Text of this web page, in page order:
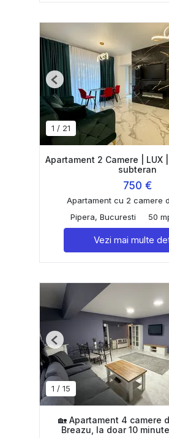
1 / 21
Previous
Apartament 2 Camere | LUX
subteran
750 €
Apartament cu 2 camere
Pipera, Bucuresti
50
Vezi mai multe
1 / 15
Previous
🏡 Apartament 4 camere
Breazu, la doar 10